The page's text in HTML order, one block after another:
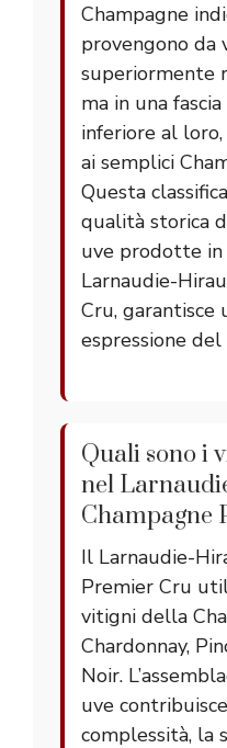
Champagne
provengono da
superiormente
ma in una
inferiore al
ai semplici
Questa
qualità storica
uve prodotte in
Larnaudie-
Cru, garantisce
espressione
Quali sono i
nel
Champagne
Il Larnaudie-
Premier Cru
vitigni della
Chardonnay,
Noir.
uve
complessità,